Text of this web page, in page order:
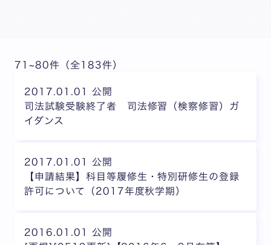
71~80件（全183件）
2017.01.01 公開
司法試験受験終了者 司法修習（検察修習）ガ
イダンス
2017.01.01 公開
【申請結果】科目等履修生・特別研修生の登録
許可について（2017年度秋学期）
2016.01.01 公開